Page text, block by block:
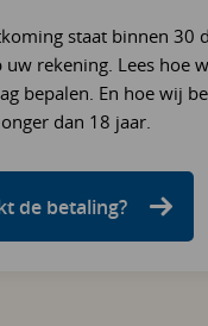
staat binnen 30
uw rekening. Lees hoe
bepalen. En hoe wij
dan 18 jaar.
de betaling?